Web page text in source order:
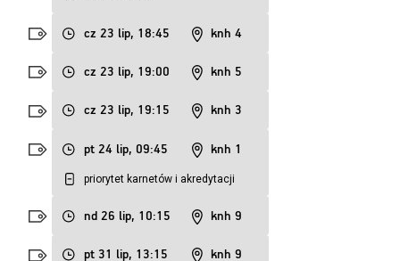
cz 23 lip, 18:45 knh 4
cz 23 lip, 19:00 knh 5
cz 23 lip, 19:15 knh 3
pt 24 lip, 09:45 knh 1
priorytet karnetów i akredytacji
nd 26 lip, 10:15 knh 9
pt 31 lip, 13:15 knh 9